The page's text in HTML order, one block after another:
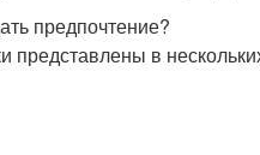
предпочтение?
в